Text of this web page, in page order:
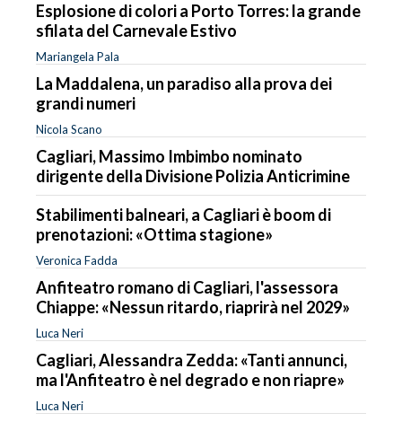
Esplosione di colori a Porto Torres: la grande
sfilata del Carnevale Estivo
Mariangela Pala
La Maddalena, un paradiso alla prova dei
grandi numeri
Nicola Scano
Cagliari, Massimo Imbimbo nominato
dirigente della Divisione Polizia Anticrimine
Stabilimenti balneari, a Cagliari è boom di
prenotazioni: «Ottima stagione»
Veronica Fadda
Anfiteatro romano di Cagliari, l'assessora
Chiappe: «Nessun ritardo, riaprirà nel 2029»
Luca Neri
Cagliari, Alessandra Zedda: «Tanti annunci,
ma l'Anfiteatro è nel degrado e non riapre»
Luca Neri